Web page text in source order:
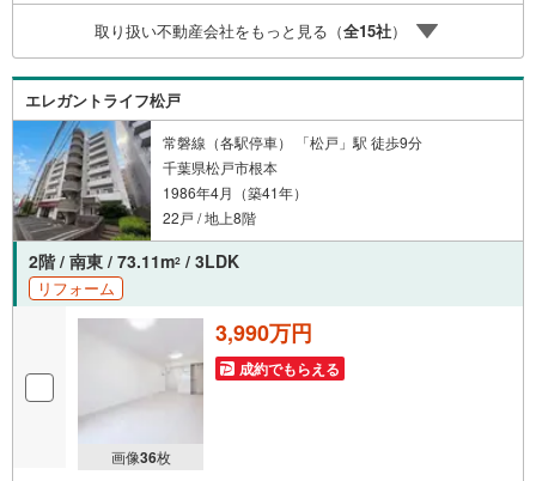
（諸費用もOK）お気軽にお問い合わせください。
取り扱い不動産会社をもっと見る（全15社）
エレガントライフ松戸
常磐線（各駅停車） 「松戸」駅 徒歩9分
千葉県松戸市根本
1986年4月（築41年）
22戸 / 地上8階
2階 / 南東 / 73.11m2 / 3LDK
リフォーム
画像36枚
3,990万円
成約でもらえる